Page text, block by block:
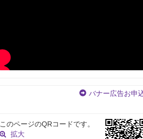
バナー広告お申
このページのQRコードです。
拡大